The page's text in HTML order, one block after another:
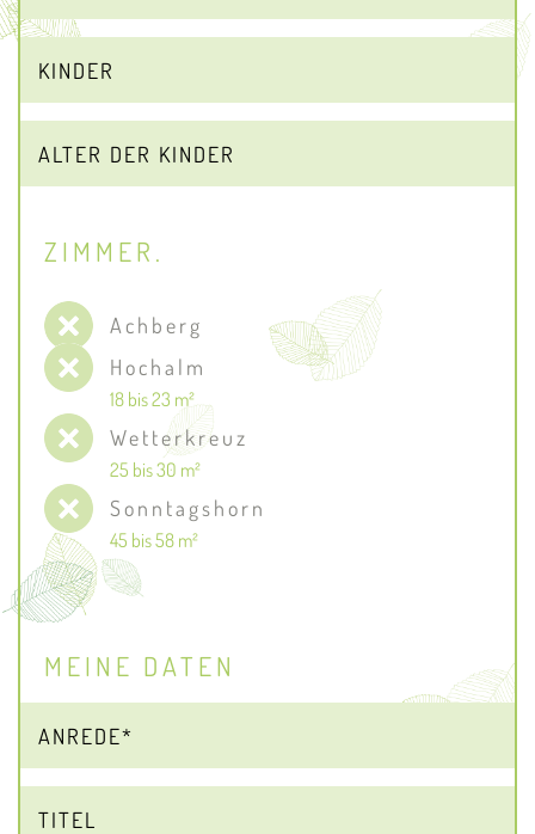
ZIMMER.
Achberg
Hochalm
18 bis 23 m²
Wetterkreuz
25 bis 30 m²
Sonntagshorn
45 bis 58 m²
MEINE DATEN